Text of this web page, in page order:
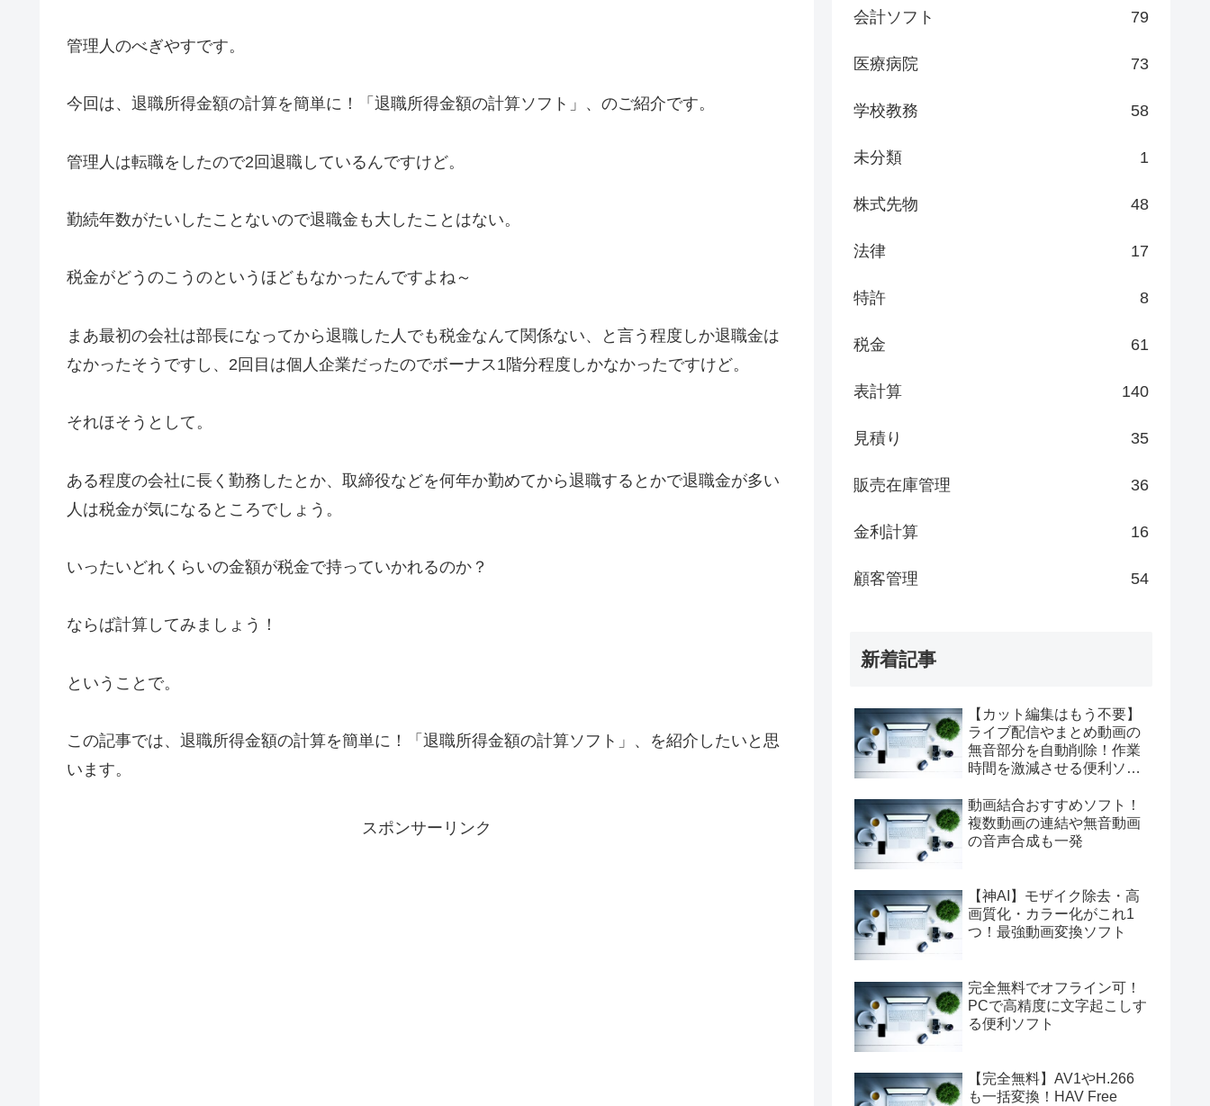
管理人のべぎやすです。
今回は、退職所得金額の計算を簡単に！「退職所得金額の計算ソフト」、のご紹介です。
管理人は転職をしたので2回退職しているんですけど。
勤続年数がたいしたことないので退職金も大したことはない。
税金がどうのこうのというほどもなかったんですよね～
まあ最初の会社は部長になってから退職した人でも税金なんて関係ない、と言う程度しか退職金は
なかったそうですし、2回目は個人企業だったのでボーナス1階分程度しかなかったですけど。
それほそうとして。
ある程度の会社に長く勤務したとか、取締役などを何年か勤めてから退職するとかで退職金が多い
人は税金が気になるところでしょう。
いったいどれくらいの金額が税金で持っていかれるのか？
ならば計算してみましょう！
ということで。
この記事では、退職所得金額の計算を簡単に！「退職所得金額の計算ソフト」、を紹介したいと思
います。
スポンサーリンク
会計ソフト 79
医療病院 73
学校教務 58
未分類 1
株式先物 48
法律 17
特許 8
税金 61
表計算 140
見積り 35
販売在庫管理 36
金利計算 16
顧客管理 54
新着記事
【カット編集はもう不要】
ライブ配信やまとめ動画の
無音部分を自動削除！作業
時間を激減させる便利ソフ
動画結合おすすめソフト！
複数動画の連結や無音動画
の音声合成も一発
【神AI】モザイク除去・高
画質化・カラー化がこれ1
つ！最強動画変換ソフト
完全無料でオフライン可！
PCで高精度に文字起こしす
る便利ソフト
【完全無料】AV1やH.266
も一括変換！HAV Free